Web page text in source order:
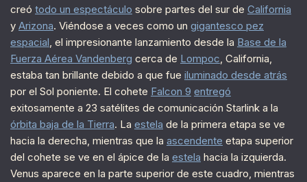
creó todo un espectáculo sobre partes del sur de California
y Arizona. Viéndose a veces como un gigantesco pez
espacial , el impresionante lanzamiento desde la Base de la
Fuerza Aérea Vandenberg cerca de Lompoc , California,
estaba tan brillante debido a que fue iluminado desde atrás
por el Sol poniente. El cohete Falcon 9 entregó
exitosamente a 23 satélites de comunicación Starlink a la
órbita baja de la Tierra. La estela de la primera etapa se ve
hacia la derecha, mientras que la ascendente etapa superior
del cohete se ve en el ápice de la estela hacia la izquierda.
Venus aparece en la parte superior de este cuadro, mientras